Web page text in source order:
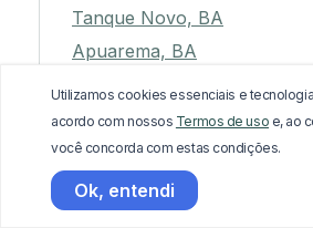
Tanque Novo, BA
Apuarema, BA
Santana, BA
Ibiassucê, BA
Angical, BA
Planaltino, BA
Itapicuru, BA
Utilizamos cookies essenciais e
acordo com nossos Termos de uso e, ao
você concorda com estas condições.
Ok, entendi